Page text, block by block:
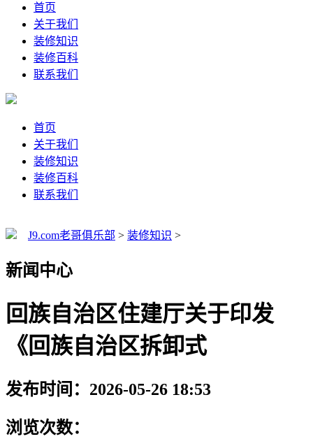
首页
关于我们
装修知识
装修百科
联系我们
首页
关于我们
装修知识
装修百科
联系我们
J9.com老哥俱乐部 > 装修知识 >
新闻中心
回族自治区住建厅关于印发
《回族自治区拆卸式
发布时间：2026-05-26 18:53
浏览次数：